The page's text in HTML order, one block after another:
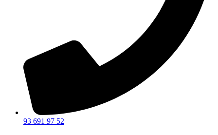
93 691 97 52